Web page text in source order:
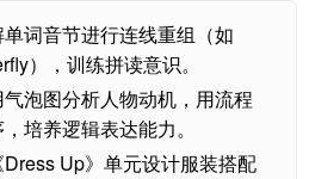
单词音节进行连线重组（如
），训练拼读意识。
泡图分析人物动机，用流程
培养逻辑表达能力。
Dress Up》单元设计服装搭配